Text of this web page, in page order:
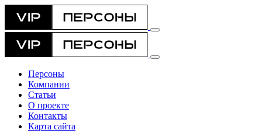
Персоны
Компании
Статьи
О проекте
Контакты
Карта сайта